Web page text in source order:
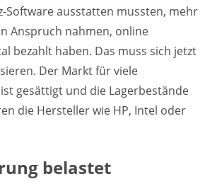
Software ausstatten mussten, mehr
Anspruch nahmen, online
bezahlt haben. Das muss sich jetzt
Der Markt für viele
gesättigt und die Lagerbestände
die Hersteller wie HP, Intel oder
belastet